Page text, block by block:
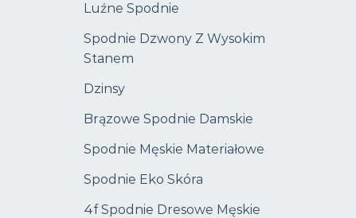
Luźne Spodnie
Spodnie Dzwony Z Wysokim
Stanem
Dzinsy
Brązowe Spodnie Damskie
Spodnie Męskie Materiałowe
Spodnie Eko Skóra
4f Spodnie Dresowe Męskie